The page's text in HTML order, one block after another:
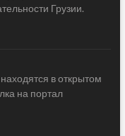
Грузии.
в открытом
на портал